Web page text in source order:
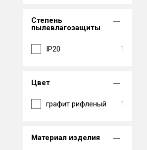
Степень
пылевлагозащиты
IP20 1
Цвет
графит рифленый 1
Материал изделия